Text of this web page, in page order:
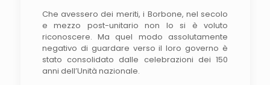
Che avessero dei meriti, i Borbone, nel secolo
e mezzo post-unitario non lo si è voluto
riconoscere. Ma quel modo assolutamente
negativo di guardare verso il loro governo è
stato consolidato dalle celebrazioni dei 150
anni dell’Unità nazionale.